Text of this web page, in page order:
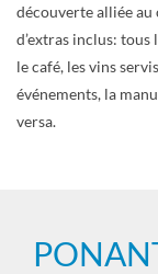
découverte alliée au
d’extras inclus: tous
le café, les vins
événements, la
versa.